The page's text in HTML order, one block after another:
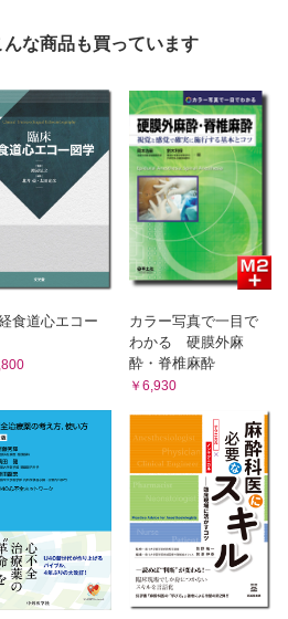
な商品も買っています
食道心エコー
カラー写真で一目で
わかる 硬膜外麻
酔・脊椎麻酔
￥6,930